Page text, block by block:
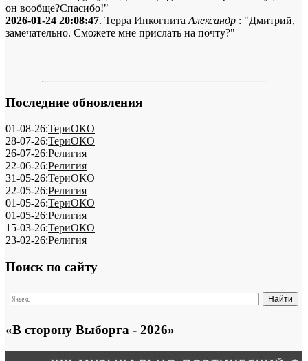
он вообще?Спасибо!"
2026-01-24 20:08:47. Терра Инкогнита Александр : "Дмитрий,
замечательно. Сможете мне прислать на почту?"
Последние обновления
01-08-26:ТериОКО
28-07-26:ТериОКО
26-07-26:Религия
22-06-26:Религия
31-05-26:ТериОКО
22-05-26:Религия
01-05-26:ТериОКО
01-05-26:Религия
15-03-26:ТериОКО
23-02-26:Религия
Поиск по сайту
«В сторону Выборга - 2026»